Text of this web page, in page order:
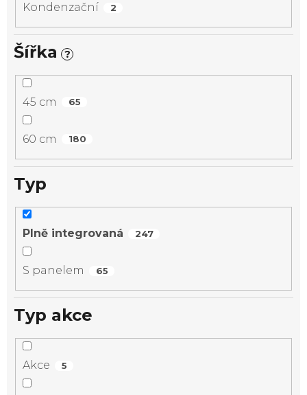
Kondenzační 2
Šířka ?
45 cm 65
60 cm 180
Typ
Plně integrovaná 247
S panelem 65
Typ akce
Akce 5